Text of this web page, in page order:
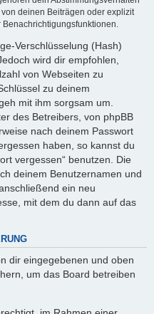
deinen Beiträgen oder explizit
Verschlüsselung (Hash)
wird dir empfohlen,
von Webseiten zu
zu deinem
mit ihm sorgsam um.
des Betreibers, von phpBB
nach deinem Passwort
haben, so kannst du
vergessen“ benutzen. Die
deinem Benutzernamen und
ein neu
mit dem du dann auf das
dir eingegebenen und oben
um das Board betreiben